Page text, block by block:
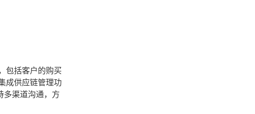
包括客户的购买
成供应链管理功
多渠道沟通，方